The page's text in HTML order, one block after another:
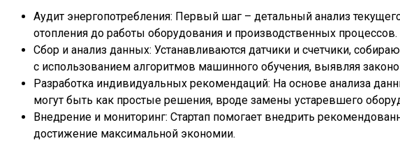
Аудит энергопотребления: Первый шаг – детальный анализ
отопления до работы оборудования и производственных процессов.
Сбор и анализ данных: Устанавливаются датчики и счетчики,
с использованием алгоритмов машинного обучения, выявляя
Разработка индивидуальных рекомендаций: На основе анализа
могут быть как простые решения, вроде замены устаревшего
Внедрение и мониторинг: Стартап помогает внедрить
достижение максимальной экономии.